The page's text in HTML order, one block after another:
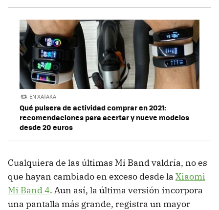
EN XATAKA
Qué pulsera de actividad comprar en 2021:
recomendaciones para acertar y nueve modelos
desde 20 euros
Cualquiera de las últimas Mi Band valdría, no es
que hayan cambiado en exceso desde la Xiaomi
Mi Band 4. Aun así, la última versión incorpora
una pantalla más grande, registra un mayor